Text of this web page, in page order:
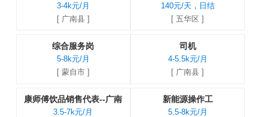
3-4k元/月
[ 广南县 ]
140元/天，日结
[ 五华区 ]
综合服务岗
5-8k元/月
[ 蒙自市 ]
司机
4-5.5k元/月
[ 广南县 ]
康师傅饮品销售代表--广南
3.5-7k元/月
新能源操作工
5.5-8k元/月